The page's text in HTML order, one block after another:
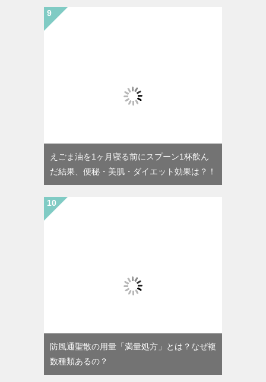
えごま油を1ヶ月寝る前にスプーン1杯飲ん
だ結果、便秘・美肌・ダイエット効果は？！
防風通聖散の用量「満量処方」とは？なぜ複
数種類あるの？